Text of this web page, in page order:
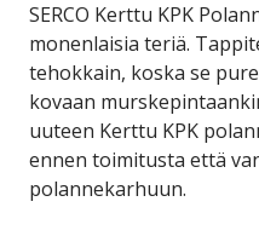
SERCO Kerttu KPK
monenlaisia teriä.
tehokkain, koska se
kovaan
uuteen Kerttu KPK
ennen toimitusta että
polannekarhuun.